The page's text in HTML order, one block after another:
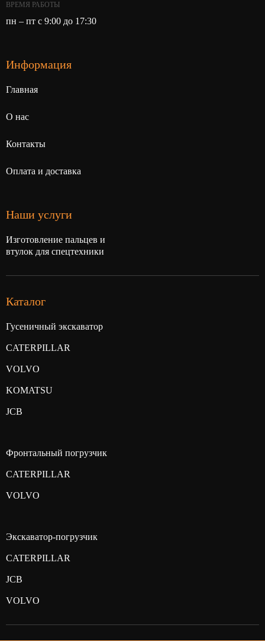
ВРЕМЯ РАБОТЫ
пн – пт с 9:00 до 17:30
Наши услуги
Изготовление пальцев и
втулок для спецтехники
Информация
Главная
О нас
Контакты
Оплата и доставка
Каталог
Гусеничный экскаватор
CATERPILLAR
VOLVO
KOMATSU
JCB
Фронтальный погрузчик
CATERPILLAR
VOLVO
Экскаватор-погрузчик
CATERPILLAR
JCB
VOLVO